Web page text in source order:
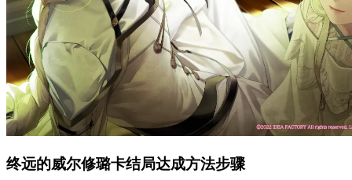
终远的威尔修璐卡结局达成方法步骤